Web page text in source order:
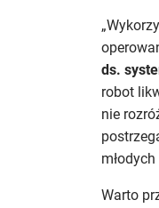
ds.
robot
nie
Warto